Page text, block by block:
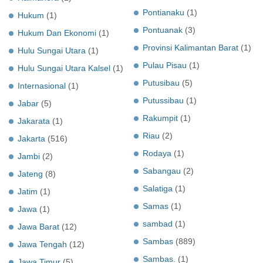
Hukum (1)
Hukum Dan Ekonomi (1)
Hulu Sungai Utara (1)
Hulu Sungai Utara Kalsel (1)
Internasional (1)
Jabar (5)
Jakarata (1)
Jakarta (516)
Jambi (2)
Jateng (8)
Jatim (1)
Jawa (1)
Jawa Barat (12)
Jawa Tengah (12)
Pontianaku (1)
Pontuanak (3)
Provinsi Kalimantan Barat (1)
Pulau Pisau (1)
Putusibau (5)
Putussibau (1)
Rakumpit (1)
Riau (2)
Rodaya (1)
Sabangau (2)
Salatiga (1)
Samas (1)
sambad (1)
Sambas (889)
Sambas. (1)